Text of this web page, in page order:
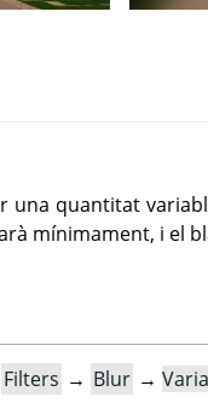
una quantitat
mínimament, i el
Filters → Blur →